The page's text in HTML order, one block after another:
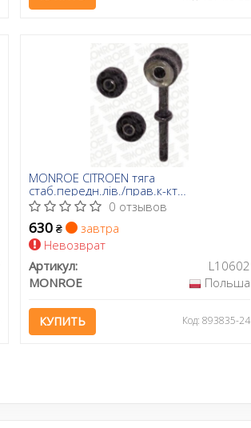
MONROE CITROEN тяга
стаб.передн.лів./прав.к-кт
Jumper,Ducato,Boxer 94-
0 отзывов
630 ₴
завтра
Невозврат
Артикул:
L10602
MONROE
Польша
КУПИТЬ Код: 893835-24